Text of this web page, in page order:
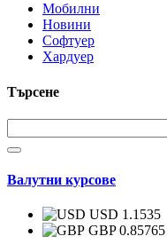
Мобилни
Новини
Софтуер
Хардуер
Търсене
Валутни курсове
USD 1.1535
GBP 0.85765